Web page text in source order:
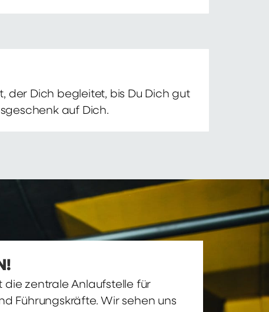
der Dich begleitet, bis Du Dich gut
auf Dich.
die zentrale Anlaufstelle für
Führungskräfte. Wir sehen uns